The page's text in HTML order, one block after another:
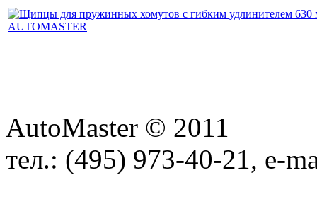
AutoMaster © 2011
тел.: (495) 973-40-21, e-